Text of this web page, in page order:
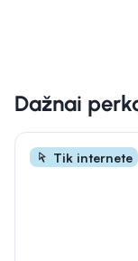
Dažnai
Tik internete